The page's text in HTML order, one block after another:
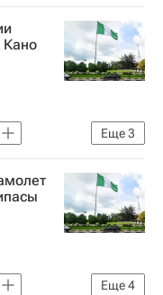
Кано
Еще3
Еще4